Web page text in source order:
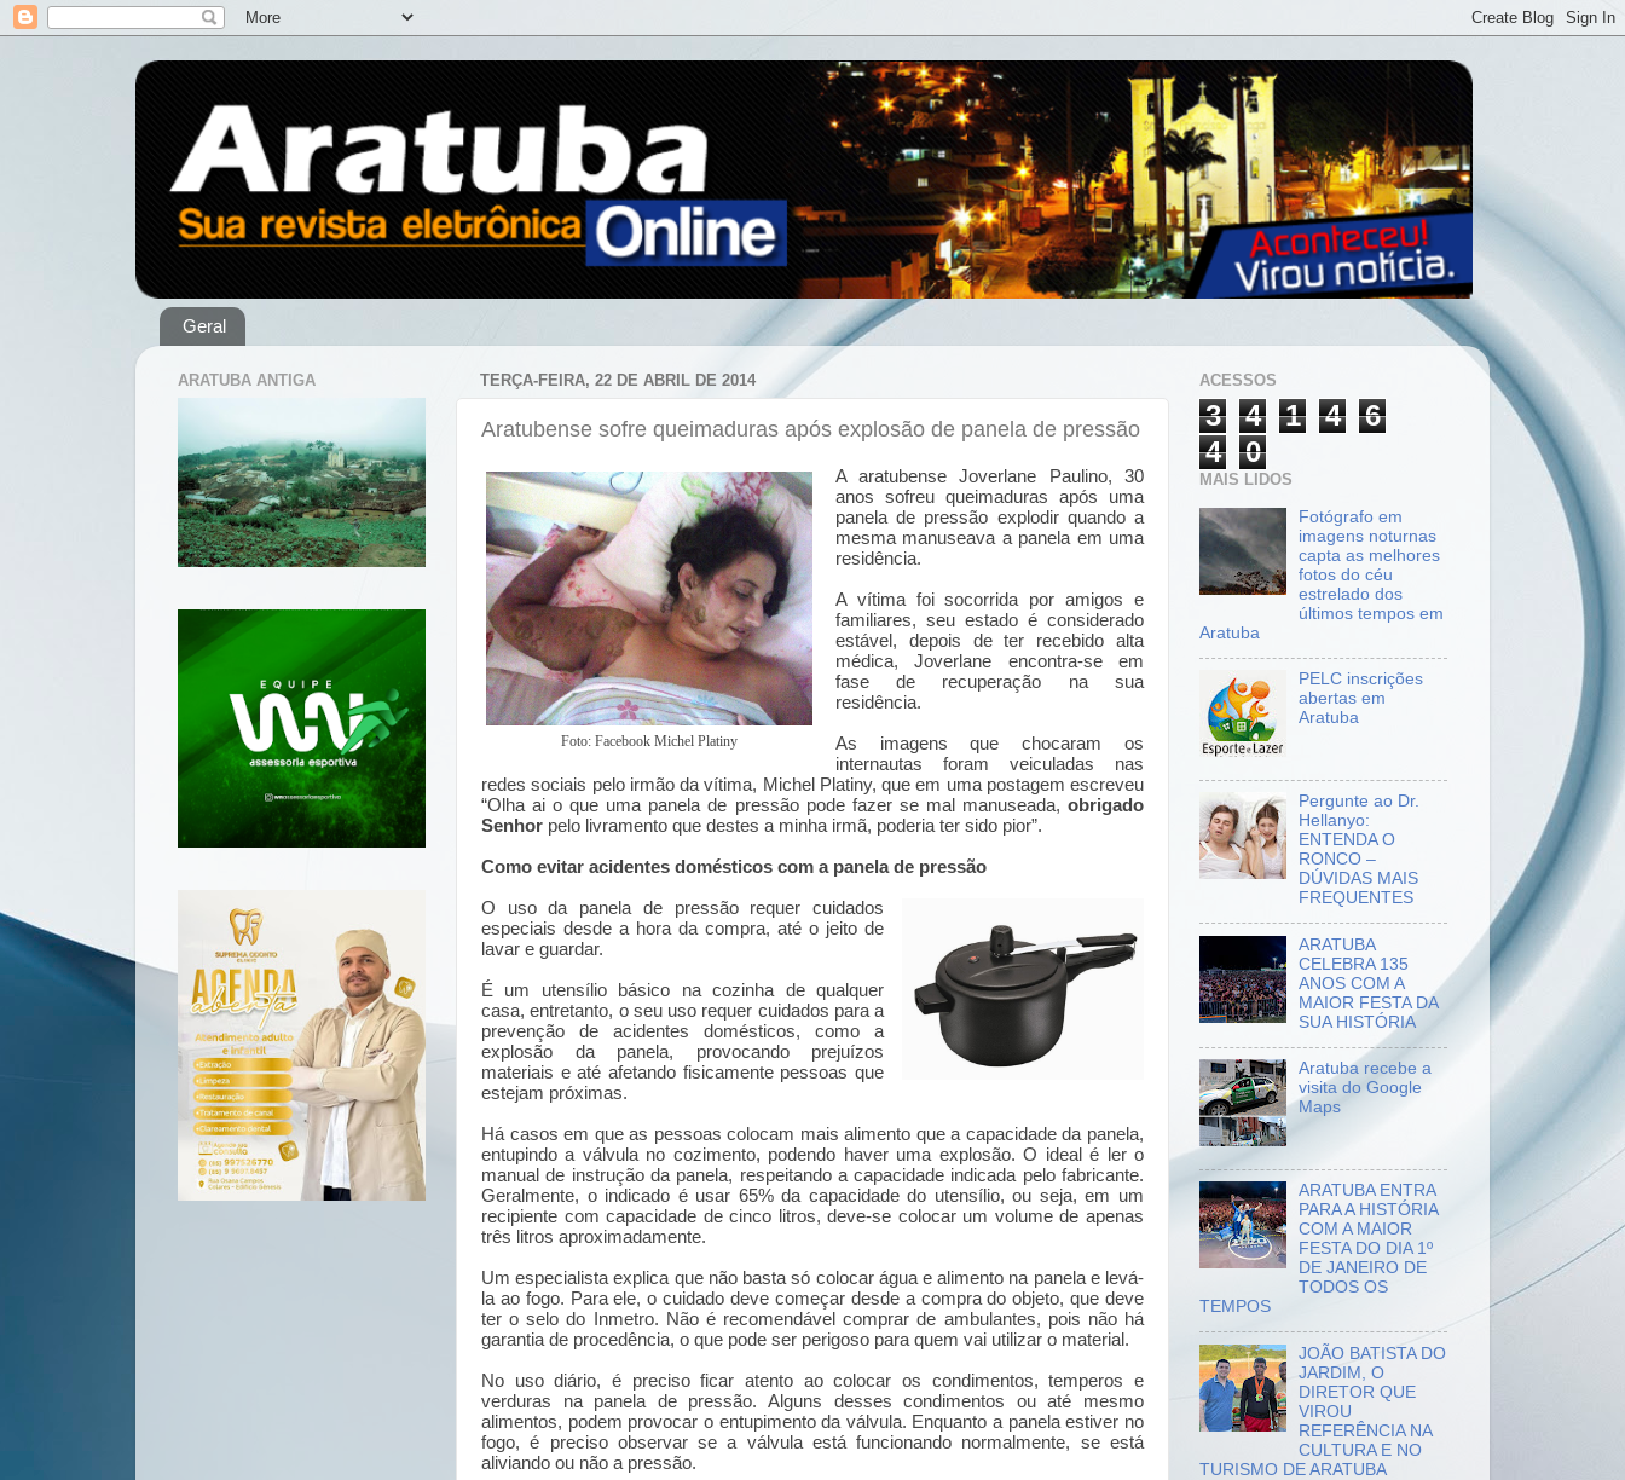
Geral
TERÇA-FEIRA, 22 DE ABRIL DE 2014
Aratubense sofre queimaduras após explosão de panela de pressão
Foto: Facebook Michel Platiny
A aratubense Joverlane Paulino, 30
anos sofreu queimaduras após uma
panela de pressão explodir quando a
mesma manuseava a panela em uma
residência.
A vítima foi socorrida por amigos e
familiares, seu estado é considerado
estável, depois de ter recebido alta
médica, Joverlane encontra-se em
fase de recuperação na sua
residência.
As imagens que chocaram os
internautas foram veiculadas nas
redes sociais pelo irmão da vítima, Michel Platiny, que em uma postagem escreveu
“Olha ai o que uma panela de pressão pode fazer se mal manuseada, obrigado
Senhor pelo livramento que destes a minha irmã, poderia ter sido pior”.
Como evitar acidentes domésticos com a panela de pressão
O uso da panela de pressão requer cuidados
especiais desde a hora da compra, até o jeito de
lavar e guardar.
É um utensílio básico na cozinha de qualquer
casa, entretanto, o seu uso requer cuidados para a
prevenção de acidentes domésticos, como a
explosão da panela, provocando prejuízos
materiais e até afetando fisicamente pessoas que
estejam próximas.
Há casos em que as pessoas colocam mais alimento que a capacidade da panela,
entupindo a válvula no cozimento, podendo haver uma explosão. O ideal é ler o
manual de instrução da panela, respeitando a capacidade indicada pelo fabricante.
Geralmente, o indicado é usar 65% da capacidade do utensílio, ou seja, em um
recipiente com capacidade de cinco litros, deve-se colocar um volume de apenas
três litros aproximadamente.
Um especialista explica que não basta só colocar água e alimento na panela e levá-
la ao fogo. Para ele, o cuidado deve começar desde a compra do objeto, que deve
ter o selo do Inmetro. Não é recomendável comprar de ambulantes, pois não há
garantia de procedência, o que pode ser perigoso para quem vai utilizar o material.
No uso diário, é preciso ficar atento ao colocar os condimentos, temperos e
verduras na panela de pressão. Alguns desses condimentos ou até mesmo
alimentos, podem provocar o entupimento da válvula. Enquanto a panela estiver no
fogo, é preciso observar se a válvula está funcionando normalmente, se está
aliviando ou não a pressão.
ARATUBA ANTIGA ACESSOS
3 4 1 4
6
4
0
MAIS LIDOS
Fotógrafo em
imagens noturnas
capta as melhores
fotos do céu
estrelado dos
últimos tempos em
Aratuba
PELC inscrições
abertas em
Aratuba
Pergunte ao Dr.
Hellanyo:
ENTENDA O
RONCO –
DÚVIDAS MAIS
FREQUENTES
ARATUBA
CELEBRA 135
ANOS COM A
MAIOR FESTA DA
SUA HISTÓRIA
Aratuba recebe a
visita do Google
Maps
ARATUBA ENTRA
PARA A HISTÓRIA
COM A MAIOR
FESTA DO DIA 1º
DE JANEIRO DE
TODOS OS
TEMPOS
JOÃO BATISTA DO
JARDIM, O
DIRETOR QUE
VIROU
REFERÊNCIA NA
CULTURA E NO
TURISMO DE ARATUBA